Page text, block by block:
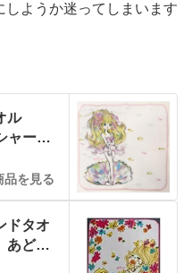
しようか迷ってしまいます
ル
ャー
ル ア
ロン
ング
品を見る
タオ
どち